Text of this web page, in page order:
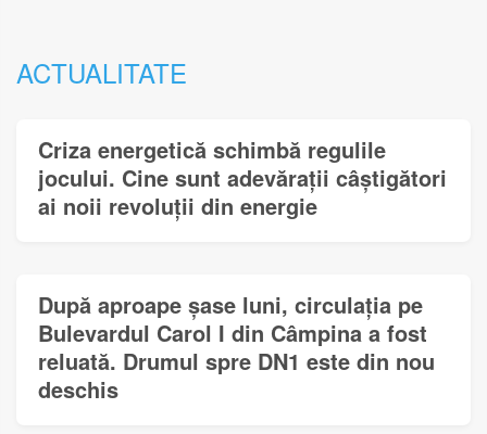
ACTUALITATE
Criza energetică schimbă regulile
jocului. Cine sunt adevărații câștigători
ai noii revoluții din energie
După aproape șase luni, circulația pe
Bulevardul Carol I din Câmpina a fost
reluată. Drumul spre DN1 este din nou
deschis